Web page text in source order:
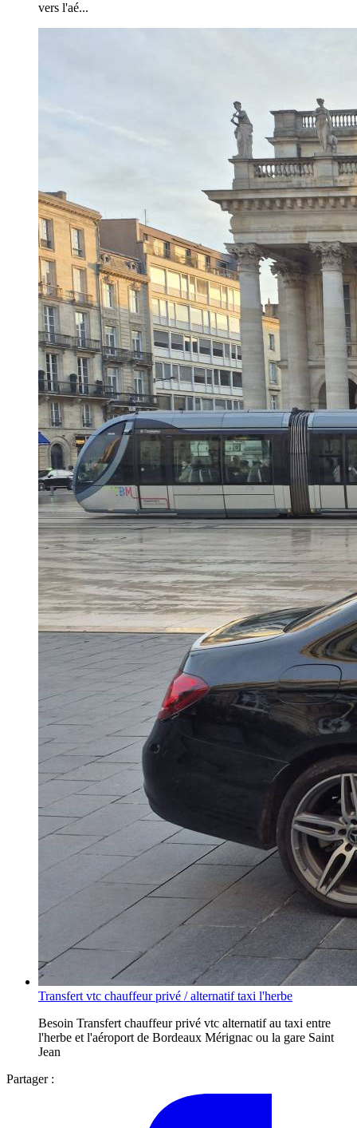
vers l'aé...
Transfert vtc chauffeur privé / alternatif taxi l'herbe
Besoin Transfert chauffeur privé vtc alternatif au taxi entre
l'herbe et l'aéroport de Bordeaux Mérignac ou la gare Saint
Jean
Partager :